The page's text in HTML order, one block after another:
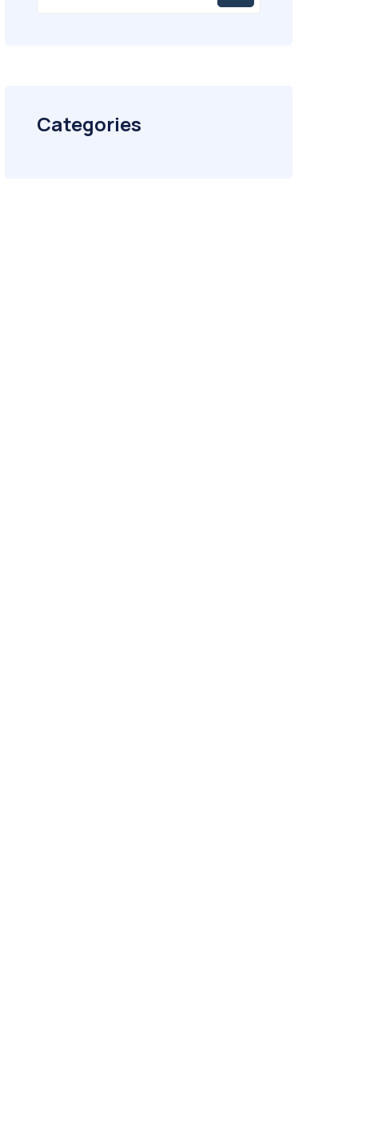
Categories